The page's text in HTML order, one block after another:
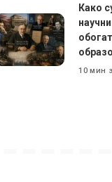
Како
10 мин